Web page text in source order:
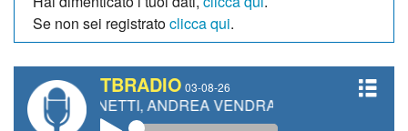
Se non sei registratoclicca qui.
TBRADIO 03-08-26
ANDREA VENDRAME, FILIPPO FIORELLI